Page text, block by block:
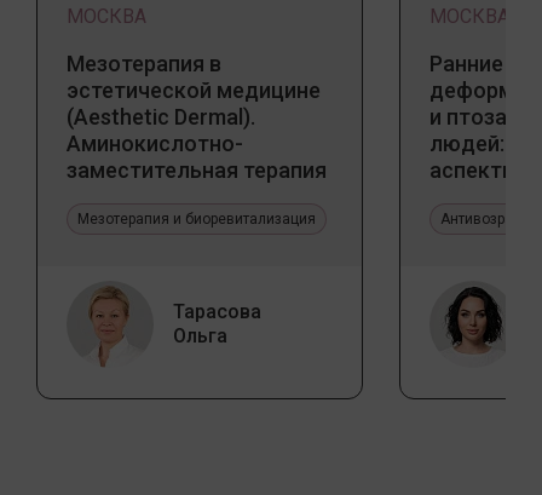
МОСКВА
Мезотерапия в
эстетической медицине
(Aesthetic Dermal).
Аминокислотно-
заместительная терапия
Мезотерапия и биоревитализация
Тарасова
Ольга
МОСКВА
Ранние
и птоза у
людей:
аспекты